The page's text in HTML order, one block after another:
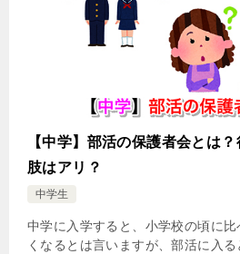
【中学】部活の保護者会とは
肢はアリ？
中学生
中学に入学すると、小学校の頃に
くなるとは言いますが、部活に入